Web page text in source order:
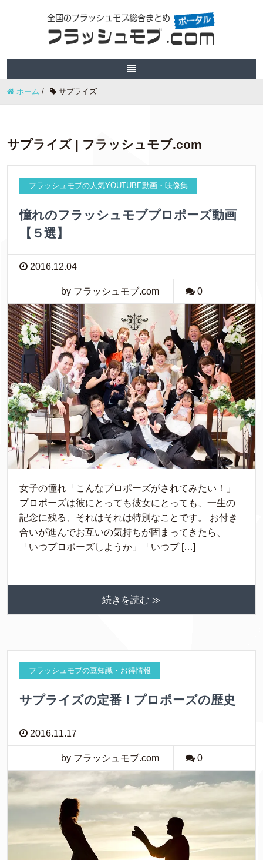
ホーム / サプライズ
サプライズ | フラッシュモブ.com
フラッシュモブの人気YOUTUBE動画・映像集
憧れのフラッシュモブプロポーズ動画
【５選】
2016.12.04
by フラッシュモブ.com 0
女子の憧れ「こんなプロポーズがされてみたい！」
プロポーズは彼にとっても彼女にとっても、一生の
記念に残る、それはそれは特別なことです。 お付き
合いが進んでお互いの気持ちが固まってきたら、
「いつプロポーズしようか」「いつプ […]
続きを読む ≫
フラッシュモブの豆知識・お得情報
サプライズの定番！プロポーズの歴史
2016.11.17
by フラッシュモブ.com 0